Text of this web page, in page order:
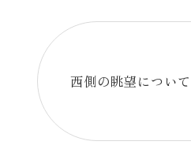
西側の眺望について
の詳細はこちら